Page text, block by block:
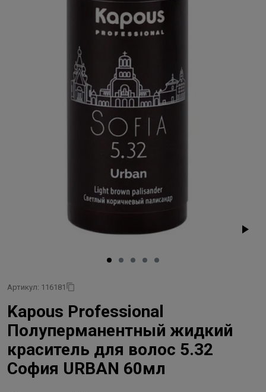
Артикул: 116181
Kapous Professional
Полуперманентный жидкий
краситель для волос 5.32
София URBAN 60мл